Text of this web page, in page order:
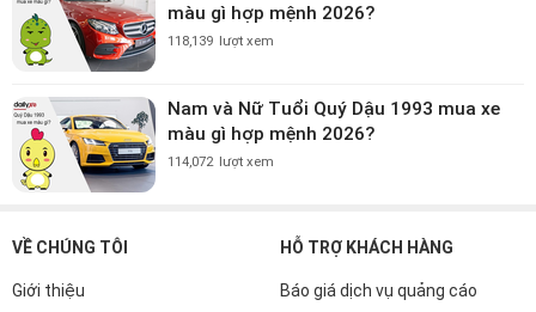
màu gì hợp mệnh 2026?
118,139 lượt xem
Nam và Nữ Tuổi Quý Dậu 1993 mua xe
màu gì hợp mệnh 2026?
114,072 lượt xem
VỀ CHÚNG TÔI
Giới thiệu
HỖ TRỢ KHÁCH HÀNG
Báo giá dịch vụ quảng cáo